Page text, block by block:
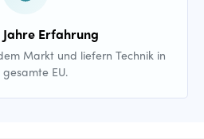
Erfahrung
Markt und liefern Technik in
EU.